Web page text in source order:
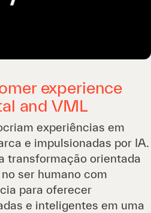
experience
and VML
experiências em
e impulsionadas por IA.
transformação orientada
ser humano com
para oferecer
e inteligentes em uma